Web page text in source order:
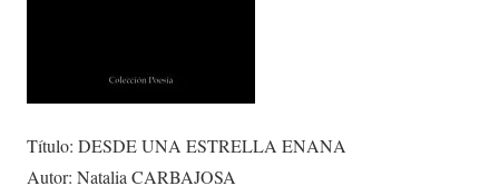
Título: DESDE UNA ESTRELLA ENANA
Autor: Natalia CARBAJOSA